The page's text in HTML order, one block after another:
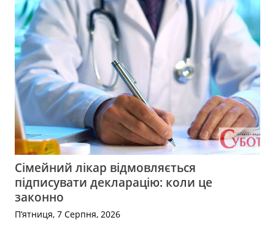
Сімейний лікар відмовляється
підписувати декларацію: коли це
законно
П’ятниця, 7 Серпня, 2026